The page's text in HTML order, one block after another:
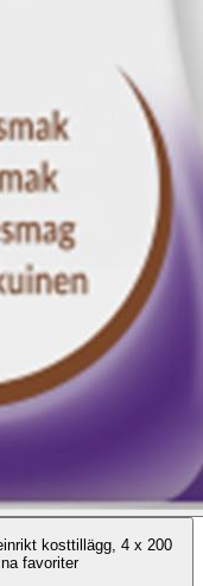
kosttillägg, 4 x 200
favoriter